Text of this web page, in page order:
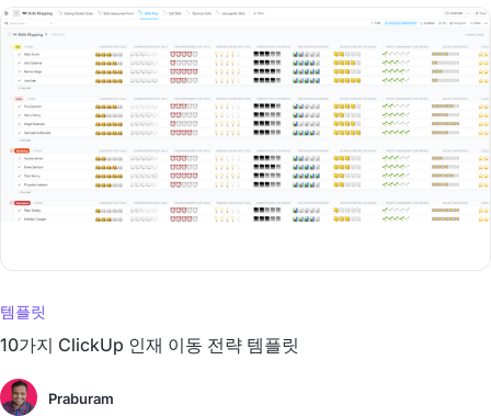
템플릿
10가지 ClickUp 인재 이동 전략 템플릿
Praburam